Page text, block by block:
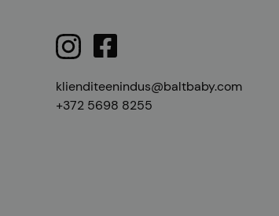
klienditeenindus@baltbaby.com
+372 5698 8255